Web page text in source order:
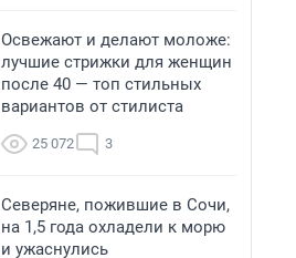
Освежают и делают моложе:
лучшие стрижки для женщин
после 40 — топ стильных
вариантов от стилиста
25 072 3
Северяне, пожившие в Сочи,
на 1,5 года охладели к морю
и ужаснулись